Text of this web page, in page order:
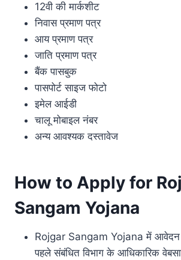
12वी की मार्कशीट
निवास प्रमाण पत्र
आय प्रमाण पत्र
जाति प्रमाण पत्र
बैंक पासबुक
पासपोर्ट साइज फोटो
इमेल आईडी
चालू मोबाइल नंबर
अन्य आवश्यक दस्तावेज
How to Apply for
Sangam Yojana
Rojgar Sangam Yojana में
पहले संबंधित विभाग के आधिकारिक